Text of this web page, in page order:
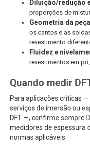
Diluição/redução
proporções de
Geometria da
os cantos e as
revestimento
Fluidez e
revestimentos em
Quando medir
Para aplicações críticas
serviços de imersão ou
DFT —, confirme sempre
medidores de espessura
normas aplicáveis.